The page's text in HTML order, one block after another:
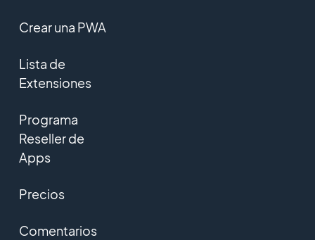
Crear una PWA
Lista de
Extensiones
Programa
Reseller de
Apps
Precios
Comentarios